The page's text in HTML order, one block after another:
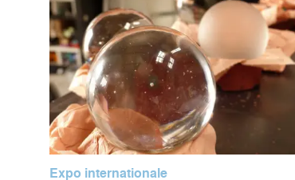
Expo internationale